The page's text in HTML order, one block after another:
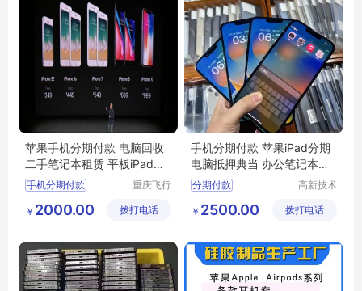
苹果手机分期付款 电脑回收
二手笔记本租赁 平板iPad抵
押典当
手机分期付款
重庆飞行
限公司
￥ 2000.00 拨打电话
手机分期付款 苹果iPad分期
电脑抵押典当 办公笔记本短
租
分期付款
高新技术
区良驹电
￥ 2500.00 拨打电话